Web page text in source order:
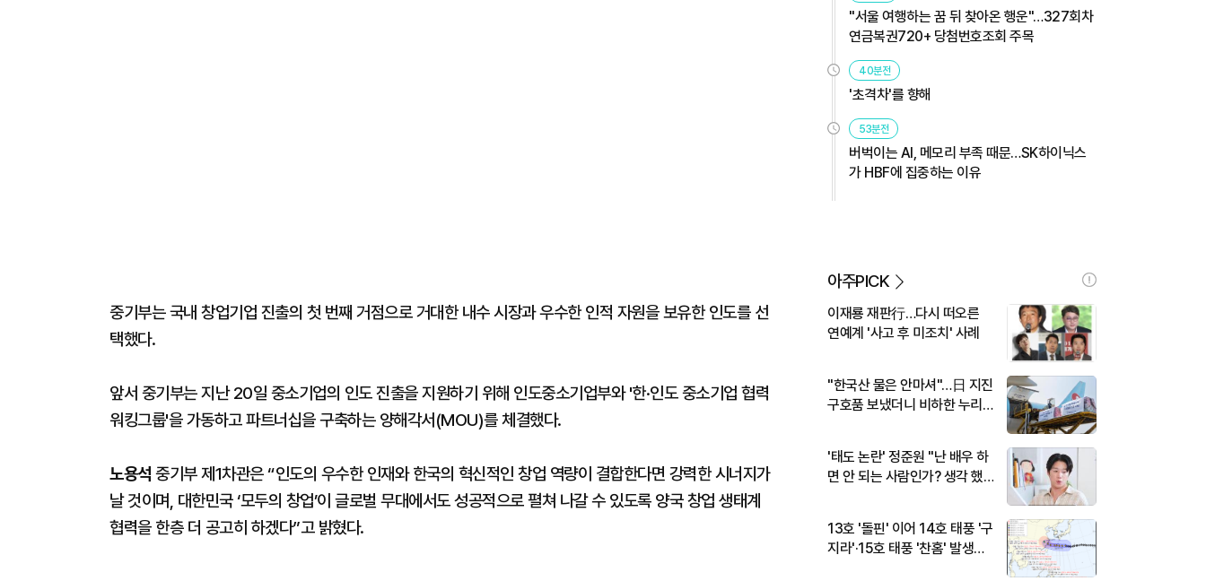
중기부는 국내 창업기업 진출의 첫 번째 거점으로 거대한 내수 시장과 우수한 인적 자원을 보유한 인도를 선
택했다.
앞서 중기부는 지난 20일 중소기업의 인도 진출을 지원하기 위해 인도중소기업부와 '한·인도 중소기업 협력
워킹그룹'을 가동하고 파트너십을 구축하는 양해각서(MOU)를 체결했다.
노용석 중기부 제1차관은 “인도의 우수한 인재와 한국의 혁신적인 창업 역량이 결합한다면 강력한 시너지가
날 것이며, 대한민국 ‘모두의 창업’이 글로벌 무대에서도 성공적으로 펼쳐 나갈 수 있도록 양국 창업 생태계
협력을 한층 더 공고히 하겠다”고 밝혔다.
"서울 여행하는 꿈 뒤 찾아온 행운"…327회차
연금복권720+ 당첨번호조회 주목
40분전
'초격차'를 향해
53분전
버벅이는 AI, 메모리 부족 때문…SK하이닉스
가 HBF에 집중하는 이유
아주PICK
이재룡 재판行…다시 떠오른
연예계 '사고 후 미조치' 사례
"한국산 물은 안마셔"…日 지진
구호품 보냈더니 비하한 누리
'태도 논란' 정준원 "난 배우 하
면 안 되는 사람인가? 생각 했
13호 '돌핀' 이어 14호 태풍 '구
지라'·15호 태풍 '찬홈' 발생…